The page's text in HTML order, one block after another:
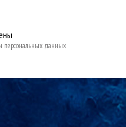
персональных данных